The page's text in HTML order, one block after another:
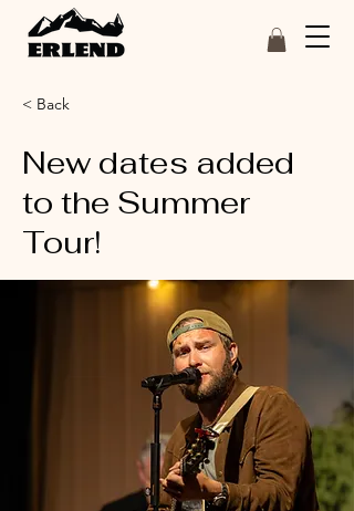
< Back
New dates added
to the Summer
Tour!